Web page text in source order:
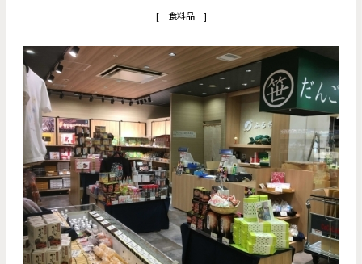
[ 食料品 ]